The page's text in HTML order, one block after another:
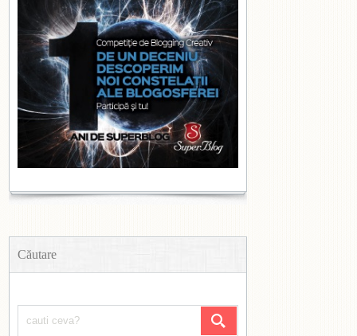
Căutare